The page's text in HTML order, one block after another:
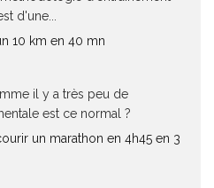
d'une...
10 km en 40 mn
il y a très peu de
est ce normal ?
un marathon en 4h45 en 3